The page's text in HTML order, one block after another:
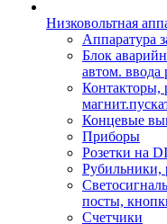
Низковольтная
Аппаратура
Блок
автом. ввода
Контакторы,
Концевые
Приборы
Розетки на
Рубильники,
посты,
Счетчики